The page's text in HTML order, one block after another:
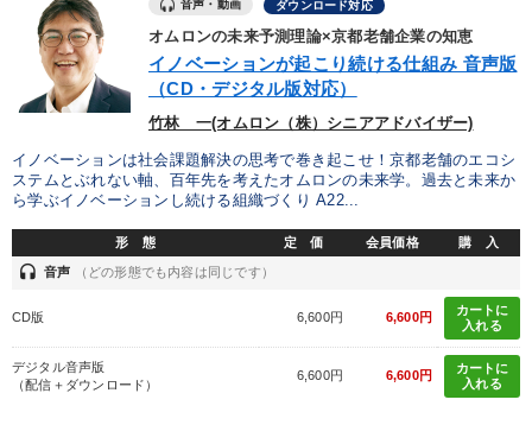
音声・動画 ダウンロード対応
オムロンの未来予測理論×京都老舗企業の知恵
イノベーションが起こり続ける仕組み 音声版
（CD・デジタル版対応）
竹林 一(オムロン（株）シニアアドバイザー)
イノベーションは社会課題解決の思考で巻き起こせ！京都老舗のエコシ
ステムとぶれない軸、百年先を考えたオムロンの未来学。過去と未来か
ら学ぶイノベーションし続ける組織づくり A22...
形 態 定 価 会員価格 購 入
headset 音声 （どの形態でも内容は同じです）
CD版 6,600円 6,600円
カートに
入れる
デジタル音声版
（配信＋ダウンロード）
6,600円 6,600円
カートに
入れる